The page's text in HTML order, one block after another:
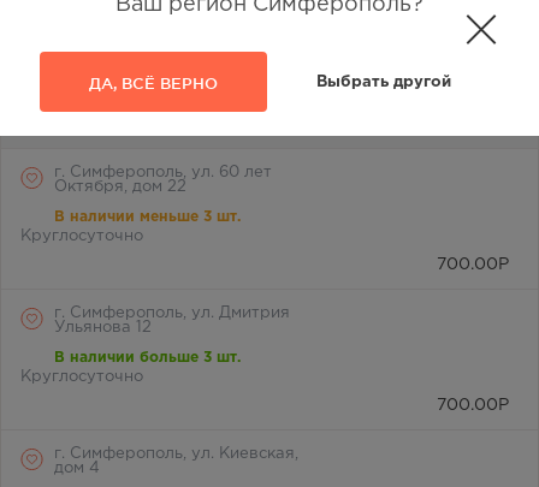
Ваш регион Симферополь?
ДА, ВСЁ ВЕРНО Выбрать другой
В наличии меньше 3 шт.
Круглосуточно
г. Симферополь, ул. 60 лет
Октября, дом 22
В наличии меньше 3 шт.
Круглосуточно
700.00 Р
г. Симферополь, ул. Дмитрия
Ульянова 12
В наличии больше 3 шт.
Круглосуточно
700.00 Р
г. Симферополь, ул. Киевская,
дом 4